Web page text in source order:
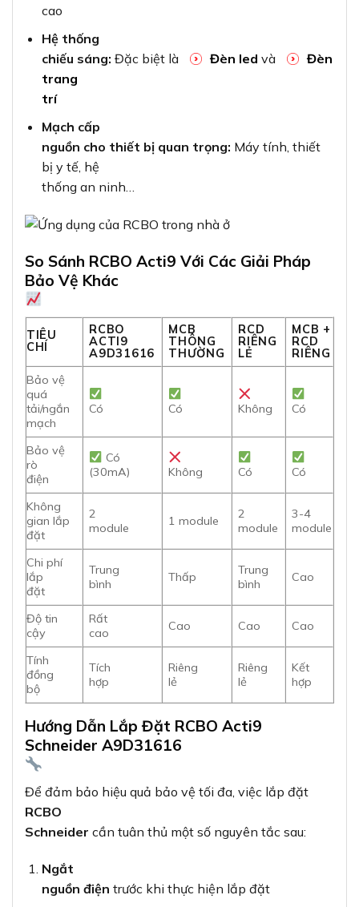
cao
Hệ thống
chiếu sáng: Đặc biệt là Đèn led và
Đèn
trang
trí
Mạch cấp
nguồn cho thiết bị quan trọng: Máy tính, thiết
bị y tế, hệ
thống an ninh…
So Sánh RCBO Acti9 Với Các Giải Pháp
Bảo Vệ Khác
TIÊU
CHÍ
RCBO
ACTI9
A9D31616
MCB
THÔNG
THƯỜNG
RCD
RIÊNG
LẺ
MCB +
RCD
RIÊNG
Bảo vệ
quá
tải/ngắn
mạch
Có Có Không Có
Bảo vệ
rò
điện
Có
(30mA)
Không Có Có
Không
gian lắp
đặt
2
module
1 module
2
module
3-4
module
Chi phí
lắp
đặt
Trung
bình
Thấp
Trung
bình
Cao
Độ tin
cậy
Rất
cao
Cao Cao Cao
Tính
đồng
bộ
Tích
hợp
Riêng
lẻ
Riêng
lẻ
Kết
hợp
Hướng Dẫn Lắp Đặt RCBO Acti9
Schneider A9D31616
Để đảm bảo hiệu quả bảo vệ tối đa, việc lắp đặt
RCBO
Schneider cần tuân thủ một số nguyên tắc sau:
Ngắt
nguồn điện trước khi thực hiện lắp đặt